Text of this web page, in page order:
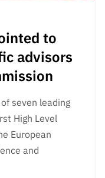
to
advisors
seven leading
High Level
European
and